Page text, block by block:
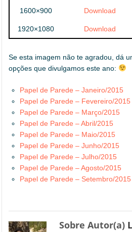
1600×900 Download
1920×1080 Download
Se esta imagem não te agradou, dá
opções que divulgamos este ano:
Papel de Parede – Janeiro/2015
Papel de Parede – Fevereiro/2015
Papel de Parede – Março/2015
Papel de Parede – Abril/2015
Papel de Parede – Maio/2015
Papel de Parede – Junho/2015
Papel de Parede – Julho/2015
Papel de Parede – Agosto/2015
Papel de Parede – Setembro/2015
Sobre Autor(a)